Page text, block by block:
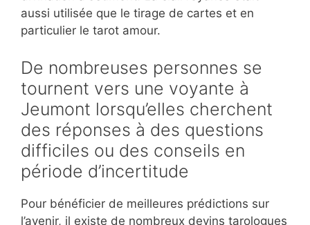
aussi utilisée que le tirage de cartes et en
particulier le tarot amour.
De nombreuses personnes se
tournent vers une voyante à
Jeumont lorsqu’elles cherchent
des réponses à des questions
difficiles ou des conseils en
période d’incertitude
Pour bénéficier de meilleures prédictions sur
l’avenir, il existe de nombreux devins tarologues